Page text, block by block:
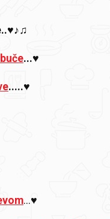
...♥
.....♥
...♥